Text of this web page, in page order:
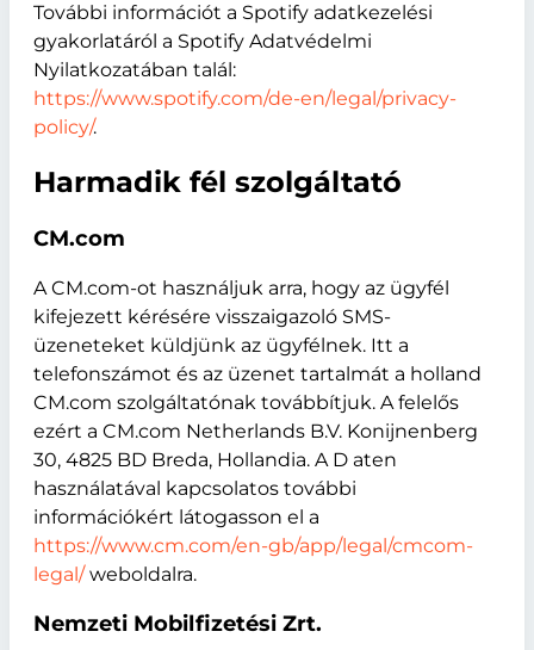
További információt a Spotify adatkezelési
gyakorlatáról a Spotify Adatvédelmi
Nyilatkozatában talál:
https://www.spotify.com/de-en/legal/privacy-
policy/.
Harmadik fél szolgáltató
CM.com
A CM.com-ot használjuk arra, hogy az ügyfél
kifejezett kérésére visszaigazoló SMS-
üzeneteket küldjünk az ügyfélnek. Itt a
telefonszámot és az üzenet tartalmát a holland
CM.com szolgáltatónak továbbítjuk. A felelős
ezért a CM.com Netherlands B.V. Konijnenberg
30, 4825 BD Breda, Hollandia. A D aten
használatával kapcsolatos további
információkért látogasson el a
https://www.cm.com/en-gb/app/legal/cmcom-
legal/weboldalra.
Nemzeti Mobilfizetési Zrt.